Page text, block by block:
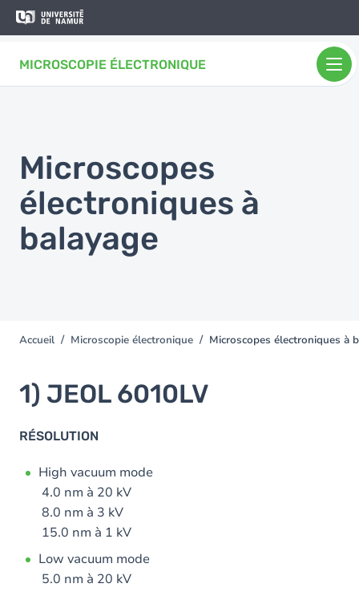
Aller au contenu principal
MICROSCOPIE ÉLECTRONIQUE
Aller
principal
Microscopes
électroniques à
balayage
You
here
Accueil Microscopie électronique Microscopes électroniques à
1) JEOL 6010LV
RÉSOLUTION
High vacuum mode
4.0 nm à 20 kV
8.0 nm à 3 kV
15.0 nm à 1 kV
Low vacuum mode
5.0 nm à 20 kV